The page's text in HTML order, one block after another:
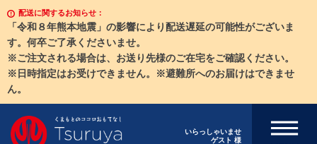
配送に関するお知らせ：
「令和８年熊本地震」の影響により配送遅延の可能性がございま
す。何卒ご了承くださいませ。
※ご注文される場合は、お送り先様のご在宅をご確認ください。
※日時指定はお受けできません。※避難所へのお届けはできませ
ん。
いらっしゃいませ
ゲスト 様
メニューを開